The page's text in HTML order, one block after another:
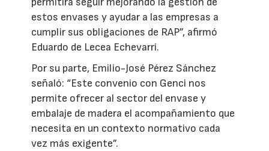
estos envases y ayudar a las empresas a
cumplir sus obligaciones de RAP”, afirmó
Eduardo de Lecea Echevarri.
Por su parte, Emilio-José Pérez Sánchez
señaló: “Este convenio con Genci nos
permite ofrecer al sector del envase y
embalaje de madera el acompañamiento que
necesita en un contexto normativo cada
vez más exigente”.